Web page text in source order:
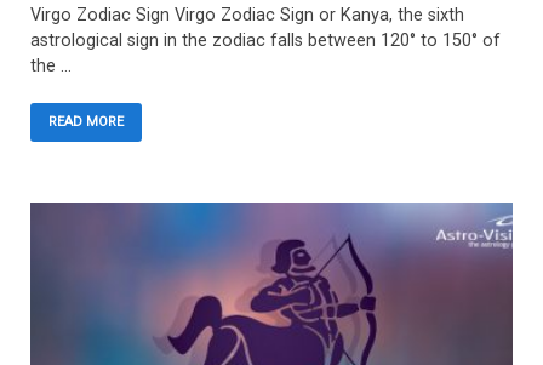
Virgo Zodiac Sign Virgo Zodiac Sign or Kanya, the sixth
astrological sign in the zodiac falls between 120° to 150° of
the …
READ MORE